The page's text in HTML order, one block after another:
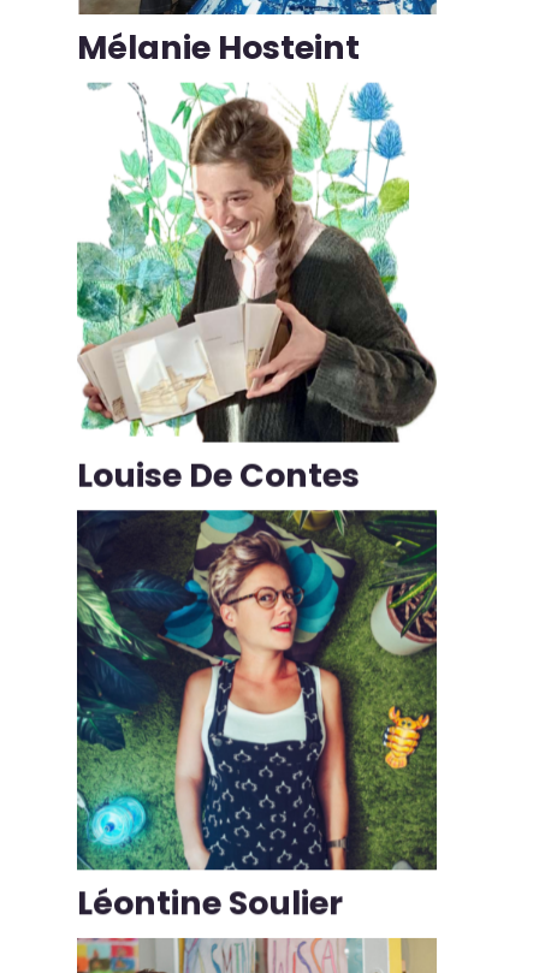
Mélanie Hosteint
Louise De Contes
Léontine Soulier